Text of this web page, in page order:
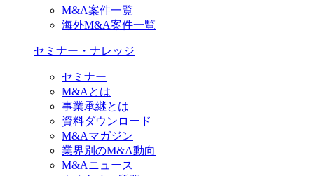
M&A案件一覧
海外M&A案件一覧
セミナー・ナレッジ
セミナー
M&Aとは
事業承継とは
資料ダウンロード
M&Aマガジン
業界別のM&A動向
M&Aニュース